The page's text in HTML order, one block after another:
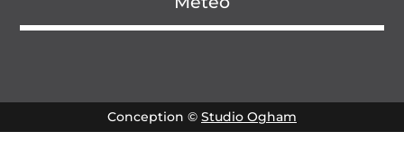
Conception © Studio Ogham